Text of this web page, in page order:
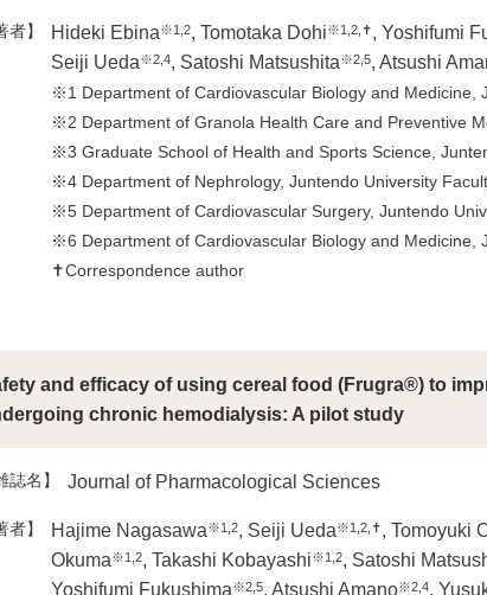
者】 Hideki Ebina※1,2, Tomotaka Dohi※1,2,✝, Yoshifumi
Seiji Ueda※2,4, Satoshi Matsushita※2,5, Atsushi
※1 Department of Cardiovascular Biology and Medicine,
※2 Department of Granola Health Care and Preventive
※3 Graduate School of Health and Sports Science,
※4 Department of Nephrology, Juntendo University
※5 Department of Cardiovascular Surgery, Juntendo
※6 Department of Cardiovascular Biology and Medicine,
✝Correspondence author
and efficacy of using cereal food (Frugra®) to
chronic hemodialysis: A pilot study
誌名】 Journal of Pharmacological Sciences
者】 Hajime Nagasawa※1,2, Seiji Ueda※1,2,✝, Tomoyuki
Okuma※1,2, Takashi Kobayashi※1,2, Satoshi
Yoshifumi Fukushima※2,5, Atsushi Amano※2,4,